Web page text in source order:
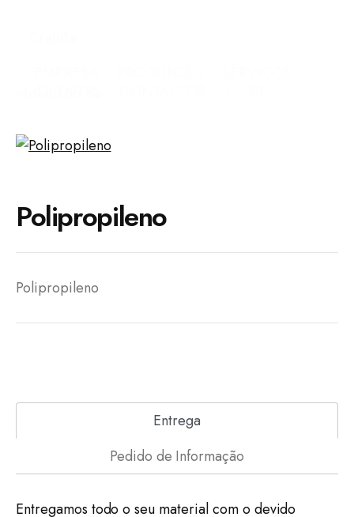
Polipropileno
Polipropileno
Entrega
Pedido de Informação
Entregamos todo o seu material com o devido